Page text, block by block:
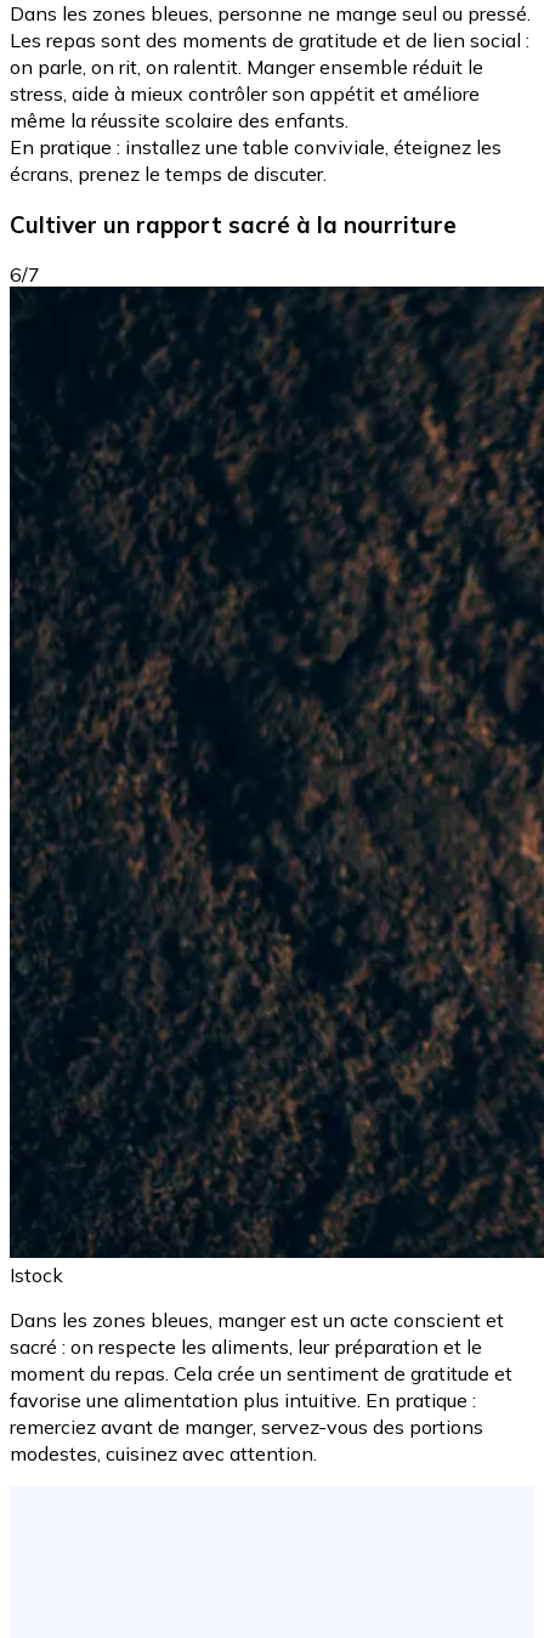
Dans les zones bleues, personne ne mange seul ou pressé.
Les repas sont des moments de gratitude et de lien social :
on parle, on rit, on ralentit. Manger ensemble réduit le
stress, aide à mieux contrôler son appétit et améliore
même la réussite scolaire des enfants.
En pratique : installez une table conviviale, éteignez les
écrans, prenez le temps de discuter.
Cultiver un rapport sacré à la nourriture
6/7
Istock
Dans les zones bleues, manger est un acte conscient et
sacré : on respecte les aliments, leur préparation et le
moment du repas. Cela crée un sentiment de gratitude et
favorise une alimentation plus intuitive. En pratique :
remerciez avant de manger, servez-vous des portions
modestes, cuisinez avec attention.